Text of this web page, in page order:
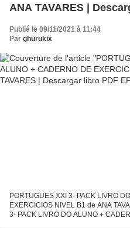
ANA TAVARES |
Publié le 09/11/2021 à 11:44
Par ghurukix
PORTUGUES XXI 3- PACK LIVRO
EXERCICIOS NIVEL B1 de ANA
3- PACK LIVRO DO ALUNO +